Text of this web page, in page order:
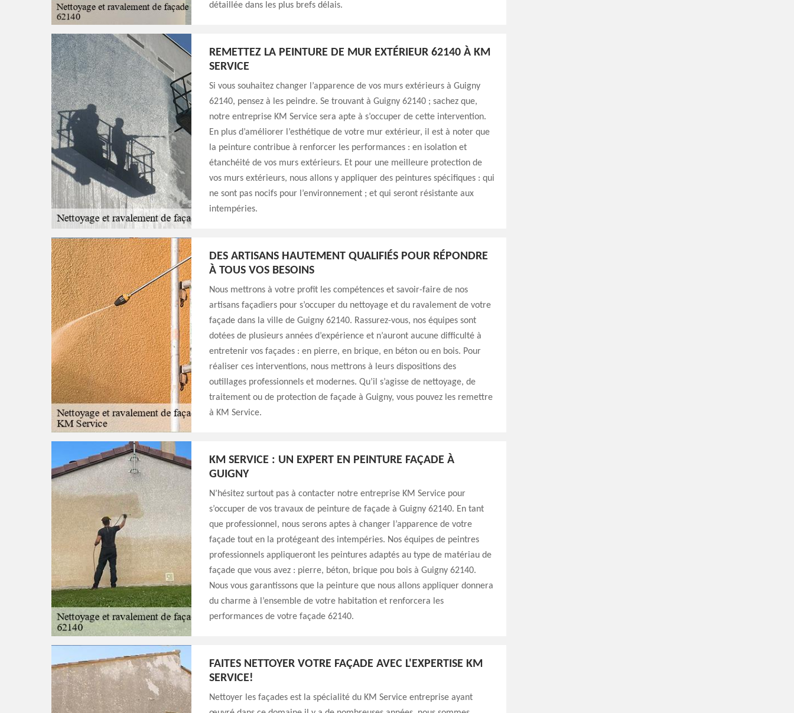
détaillée dans les plus brefs délais.
REMETTEZ LA PEINTURE DE MUR EXTÉRIEUR 62140 À KM
SERVICE
Si vous souhaitez changer l’apparence de vos murs extérieurs à Guigny
62140, pensez à les peindre. Se trouvant à Guigny 62140 ; sachez que,
notre entreprise KM Service sera apte à s’occuper de cette intervention.
En plus d’améliorer l’esthétique de votre mur extérieur, il est à noter que
la peinture contribue à renforcer les performances : en isolation et
étanchéité de vos murs extérieurs. Et pour une meilleure protection de
vos murs extérieurs, nous allons y appliquer des peintures spécifiques : qui
ne sont pas nocifs pour l’environnement ; et qui seront résistante aux
intempéries.
DES ARTISANS HAUTEMENT QUALIFIÉS POUR RÉPONDRE
À TOUS VOS BESOINS
Nous mettrons à votre profit les compétences et savoir-faire de nos
artisans façadiers pour s’occuper du nettoyage et du ravalement de votre
façade dans la ville de Guigny 62140. Rassurez-vous, nos équipes sont
dotées de plusieurs années d’expérience et n’auront aucune difficulté à
entretenir vos façades : en pierre, en brique, en béton ou en bois. Pour
réaliser ces interventions, nous mettrons à leurs dispositions des
outillages professionnels et modernes. Qu’il s’agisse de nettoyage, de
traitement ou de protection de façade à Guigny, vous pouvez les remettre
à KM Service.
KM SERVICE : UN EXPERT EN PEINTURE FAÇADE À
GUIGNY
N’hésitez surtout pas à contacter notre entreprise KM Service pour
s’occuper de vos travaux de peinture de façade à Guigny 62140. En tant
que professionnel, nous serons aptes à changer l’apparence de votre
façade tout en la protégeant des intempéries. Nos équipes de peintres
professionnels appliqueront les peintures adaptés au type de matériau de
façade que vous avez : pierre, béton, brique pou bois à Guigny 62140.
Nous vous garantissons que la peinture que nous allons appliquer donnera
du charme à l’ensemble de votre habitation et renforcera les
performances de votre façade 62140.
FAITES NETTOYER VOTRE FAÇADE AVEC L'EXPERTISE KM
SERVICE!
Nettoyer les façades est la spécialité du KM Service entreprise ayant